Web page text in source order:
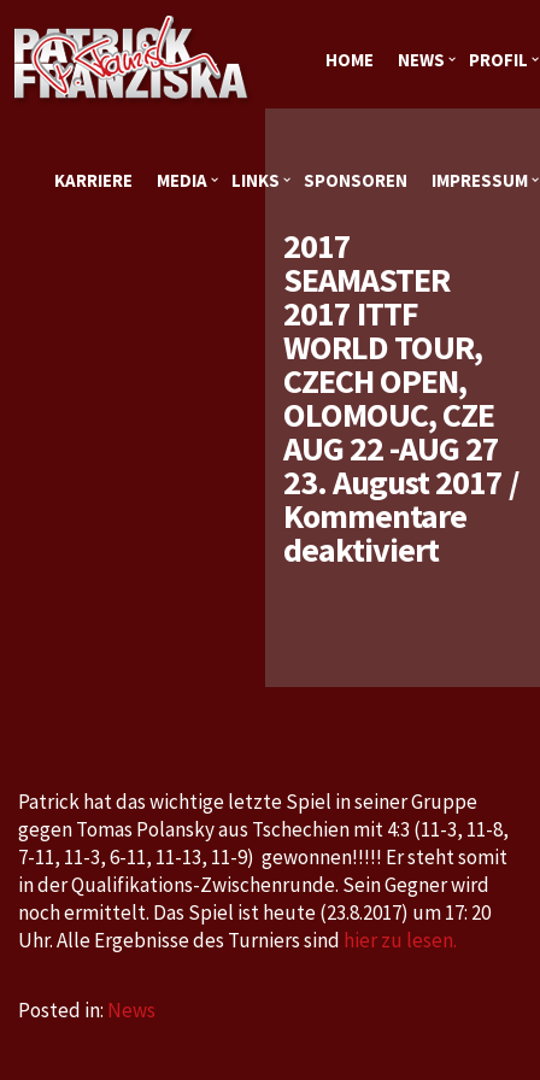
HOME NEWS PROFIL
KARRIERE MEDIA LINKS SPONSOREN IMPRESSUM
2017
SEAMASTER
2017 ITTF
WORLD TOUR,
CZECH OPEN,
OLOMOUC, CZE
AUG 22 -AUG 27
23. August 2017/
Kommentare
deaktiviertfür
ITTF
Open,
CZE
Aug
22
Patrick hat das wichtige letzte Spiel in seiner Gruppe
gegen Tomas Polansky aus Tschechien mit 4:3 (11-3, 11-8,
7-11, 11-3, 6-11, 11-13, 11-9) gewonnen!!!!! Er steht somit
in der Qualifikations-Zwischenrunde. Sein Gegner wird
noch ermittelt. Das Spiel ist heute (23.8.2017) um 17: 20
Uhr. Alle Ergebnisse des Turniers sind hier zu lesen.
Posted in: News